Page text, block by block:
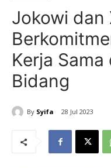
Jokowi dan
Kerja
Bidang
By Syifa 28 Jul 2023